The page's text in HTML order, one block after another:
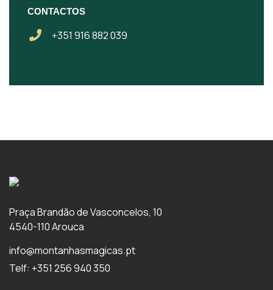
CONTACTOS
+351 916 882 039
Praça Brandão de Vasconcelos, 10
4540-110 Arouca
info@montanhasmagicas.pt
Telf: +351 256 940 350